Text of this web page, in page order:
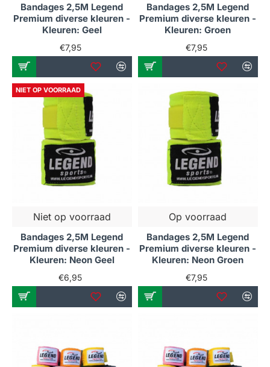
Bandages 2,5M Legend
Premium diverse kleuren -
Kleuren: Geel
€7,95
Bandages 2,5M Legend
Premium diverse kleuren -
Kleuren: Groen
€7,95
NIET OP VOORRAAD
Niet op voorraad
Bandages 2,5M Legend
Premium diverse kleuren -
Kleuren: Neon Geel
€6,95
Op voorraad
Bandages 2,5M Legend
Premium diverse kleuren -
Kleuren: Neon Groen
€7,95